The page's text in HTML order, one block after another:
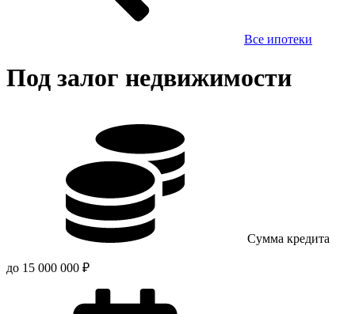
Все ипотеки
Под залог недвижимости
Сумма кредита
до 15 000 000 ₽